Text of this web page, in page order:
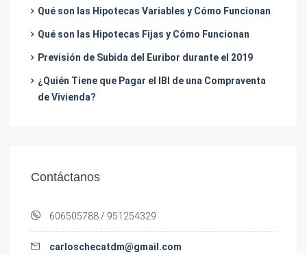
Qué son las Hipotecas Variables y Cómo Funcionan
Qué son las Hipotecas Fijas y Cómo Funcionan
Previsión de Subida del Euribor durante el 2019
¿Quién Tiene que Pagar el IBI de una Compraventa
de Vivienda?
Contáctanos
606505788 / 951254329
carloschecatdm@gmail.com